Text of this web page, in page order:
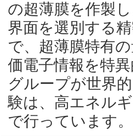
の超薄膜を作製
界面を選別する
で、超薄膜特有
価電子情報を特
グループが世界
験は、高エネル
で行っています。